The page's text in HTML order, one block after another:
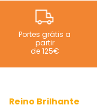
Portes grátis a
partir
de 125€
Reino Brilhante